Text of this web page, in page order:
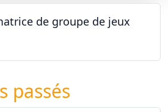
de groupe de jeux
passés